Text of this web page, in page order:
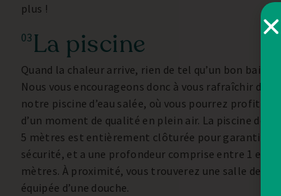
plus !
03 La piscine
Quand la chaleur arrive, rien de tel qu’un bon bain !
Nous vous encourageons donc à vous rafraîchir dans
notre piscine d’eau salée, où vous pourrez profiter
d’un moment de qualité en plein air. La piscine de 10 x
5 mètres est entièrement clôturée pour garantir la
sécurité, et a une profondeur comprise entre 1 et 3
mètres. À proximité, vous trouverez une salle de bain
équipée d’une douche.